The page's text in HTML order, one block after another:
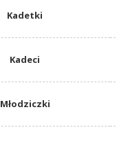
Kadetki
Kadeci
Młodziczki